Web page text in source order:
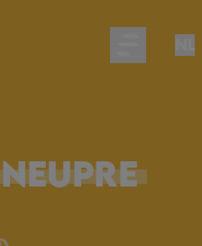
Open main
NEUPRE